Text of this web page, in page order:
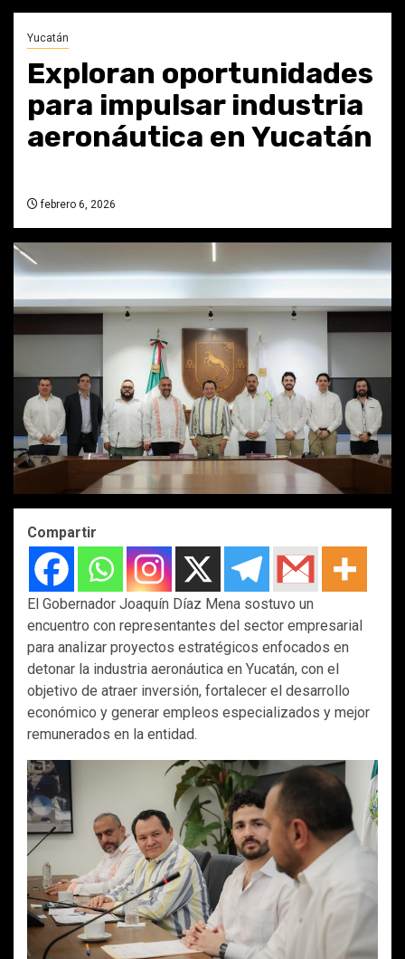
Yucatán
Exploran oportunidades
para impulsar industria
aeronáutica en Yucatán
febrero 6, 2026
Compartir
El Gobernador Joaquín Díaz Mena sostuvo un
encuentro con representantes del sector empresarial
para analizar proyectos estratégicos enfocados en
detonar la industria aeronáutica en Yucatán, con el
objetivo de atraer inversión, fortalecer el desarrollo
económico y generar empleos especializados y mejor
remunerados en la entidad.